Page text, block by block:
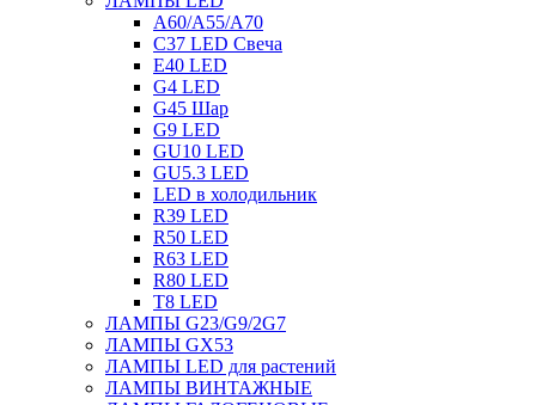
A60/A55/A70
C37 LED Свеча
E40 LED
G4 LED
G45 Шар
G9 LED
GU10 LED
GU5.3 LED
LED в холодильник
R39 LED
R50 LED
R63 LED
R80 LED
T8 LED
ЛАМПЫ G23/G9/2G7
ЛАМПЫ GX53
ЛАМПЫ LED для растений
ЛАМПЫ ВИНТАЖНЫЕ